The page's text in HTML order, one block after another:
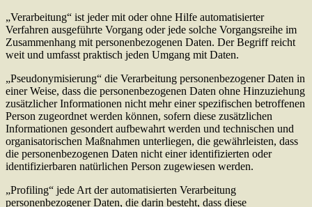
„Verarbeitung“ ist jeder mit oder ohne Hilfe automatisierter
Verfahren ausgeführte Vorgang oder jede solche Vorgangsreihe im
Zusammenhang mit personenbezogenen Daten. Der Begriff reicht
weit und umfasst praktisch jeden Umgang mit Daten.
„Pseudonymisierung“ die Verarbeitung personenbezogener Daten in
einer Weise, dass die personenbezogenen Daten ohne Hinzuziehung
zusätzlicher Informationen nicht mehr einer spezifischen betroffenen
Person zugeordnet werden können, sofern diese zusätzlichen
Informationen gesondert aufbewahrt werden und technischen und
organisatorischen Maßnahmen unterliegen, die gewährleisten, dass
die personenbezogenen Daten nicht einer identifizierten oder
identifizierbaren natürlichen Person zugewiesen werden.
„Profiling“ jede Art der automatisierten Verarbeitung
personenbezogener Daten, die darin besteht, dass diese